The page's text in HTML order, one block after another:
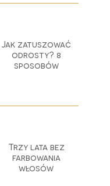
Jak zatuszować
odrosty? 8
sposobów
Trzy lata bez
farbowania
włosów